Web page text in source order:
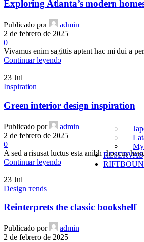
RESERVAS
Exploring Atlanta’s modern
Publicado por
admin
2 de febrero de 2025
0
Vivamus enim sagittis aptent hac mi dui a
Continuar leyendo
23 Jul
Inspiration
Green interior design inspiration
Publicado por
admin
2 de febrero de 2025
0
A sed a risusat luctus esta anibh rhoncus
Continuar leyendo
23 Jul
Design trends
Reinterprets the classic bookshelf
Publicado por
admin
2 de febrero de 2025